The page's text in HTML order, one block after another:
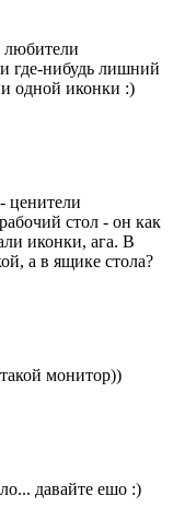
где-нибудь лишний
одной иконки :)
ценители
стол - он как
иконки, ага. В
а в ящике стола?
монитор))
давайте ешо :)